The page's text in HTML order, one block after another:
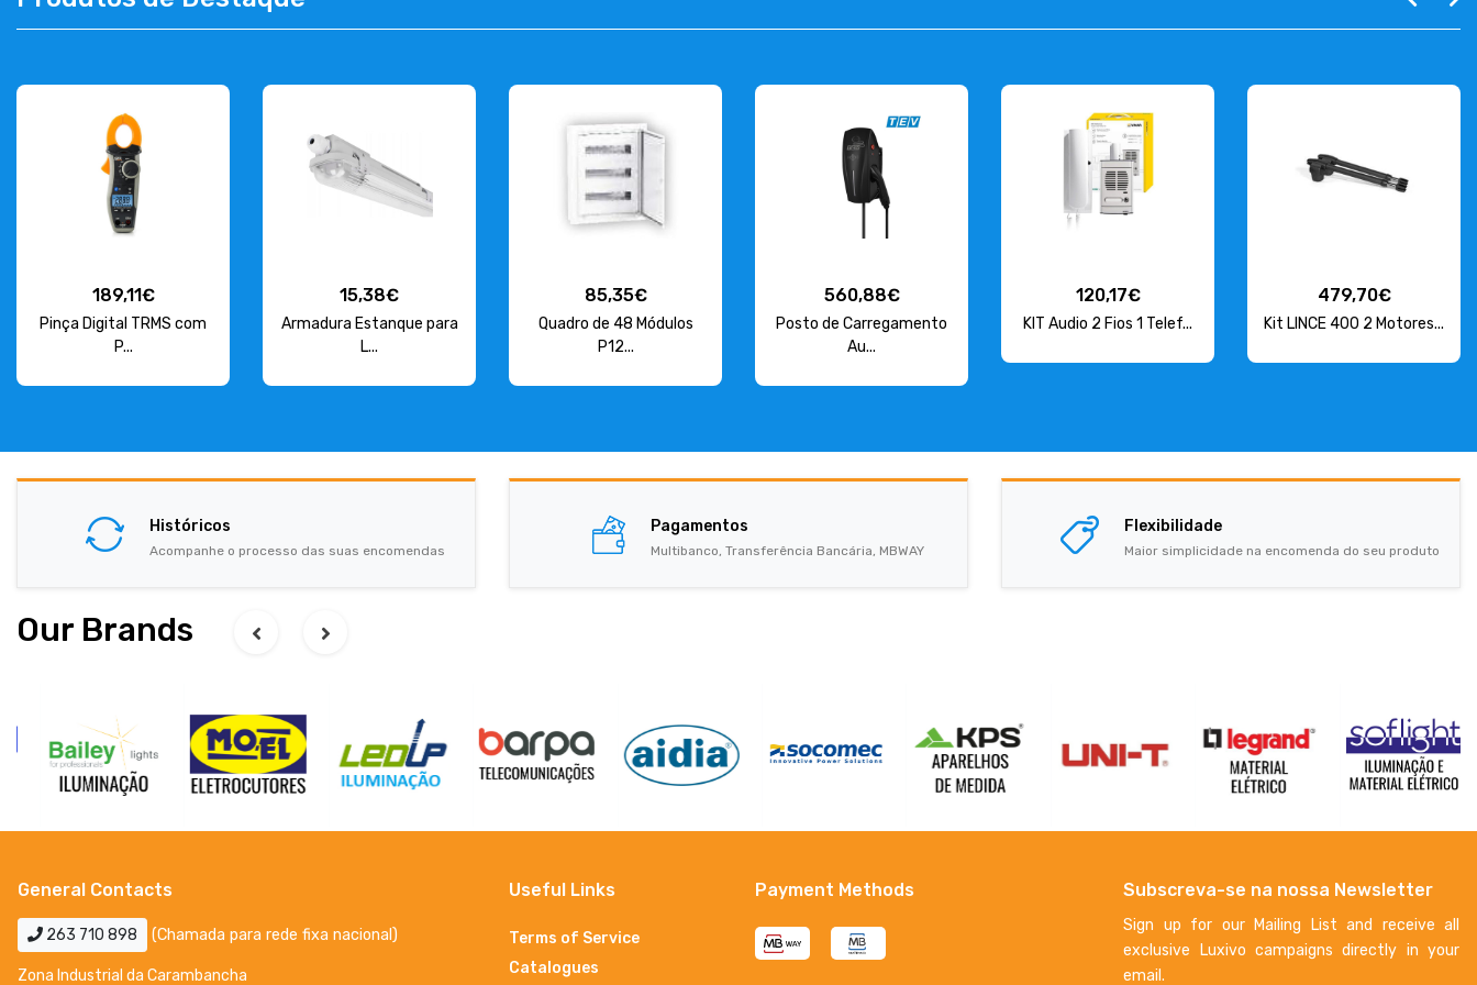
CONTACT
geral@luxivo.pt
189,11€
Pinça Digital TRMS com
P...
15,38€
Armadura Estanque para
L...
85,35€
Quadro de 48 Módulos
P12...
560,88€
Posto de Carregamento
Au...
120,17€
KIT Audio 2 Fios 1 Telef...
479,70€
Kit LINCE 400 2 Motores...
Históricos
Acompanhe o processo das suas encomendas
Pagamentos
Multibanco, Transferência Bancária, MBWAY
Flexibilidade
Maior simplicidade na encomenda do seu produto
Our Brands
General Contacts
263 710 898 (Chamada para rede fixa nacional)
Zona Industrial da Carambancha
Useful Links
Terms of Service
Catalogues
Payment Methods Subscreva-se na nossa Newsletter
Sign up for our Mailing List and receive all
exclusive Luxivo campaigns directly in your
email.